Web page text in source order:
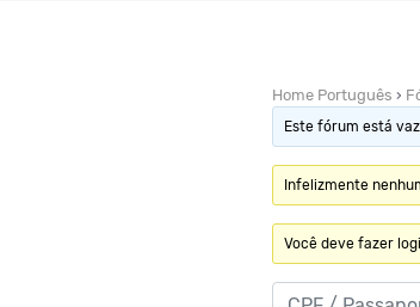
Home Português ›
Este fórum está
Infelizmente
Você deve fazer